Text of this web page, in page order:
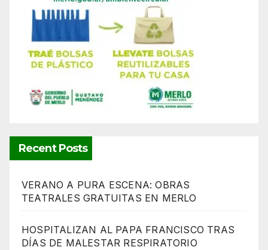
Recent Posts
VERANO A PURA ESCENA: OBRAS
TEATRALES GRATUITAS EN MERLO
HOSPITALIZAN AL PAPA FRANCISCO TRAS
DÍAS DE MALESTAR RESPIRATORIO